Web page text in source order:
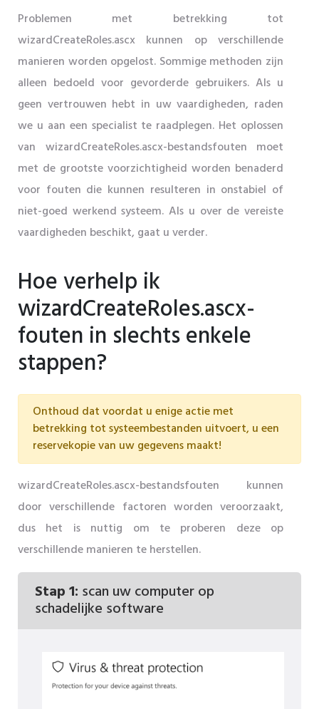
Problemen met betrekking tot
wizardCreateRoles.ascx kunnen op verschillende
manieren worden opgelost. Sommige methoden zijn
alleen bedoeld voor gevorderde gebruikers. Als u
geen vertrouwen hebt in uw vaardigheden, raden
we u aan een specialist te raadplegen. Het oplossen
van wizardCreateRoles.ascx-bestandsfouten moet
met de grootste voorzichtigheid worden benaderd
voor fouten die kunnen resulteren in onstabiel of
niet-goed werkend systeem. Als u over de vereiste
vaardigheden beschikt, gaat u verder.
Hoe verhelp ik
wizardCreateRoles.ascx-
fouten in slechts enkele
stappen?
Onthoud dat voordat u enige actie met
betrekking tot systeembestanden uitvoert, u een
reservekopie van uw gegevens maakt!
wizardCreateRoles.ascx-bestandsfouten kunnen
door verschillende factoren worden veroorzaakt,
dus het is nuttig om te proberen deze op
verschillende manieren te herstellen.
Stap 1: scan uw computer op
schadelijke software